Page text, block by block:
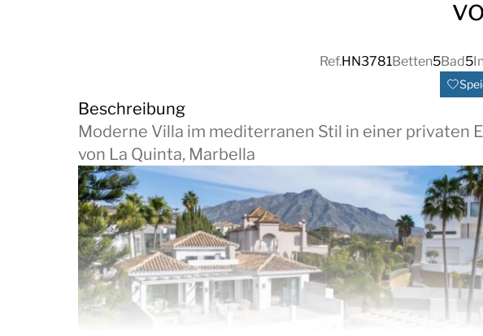
Ref.HN3781Betten5Bad5
Beschreibung
Moderne Villa im mediterranen Stil in einer privaten
von La Quinta, Marbella